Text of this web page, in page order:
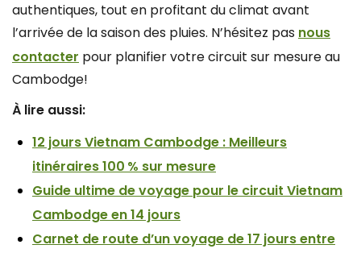
authentiques, tout en profitant du climat avant
l’arrivée de la saison des pluies. N’hésitez pas nous
contacter pour planifier votre circuit sur mesure au
Cambodge!
À lire aussi:
12 jours Vietnam Cambodge : Meilleurs
itinéraires 100 % sur mesure
Guide ultime de voyage pour le circuit Vietnam
Cambodge en 14 jours
Carnet de route d’un voyage de 17 jours entre